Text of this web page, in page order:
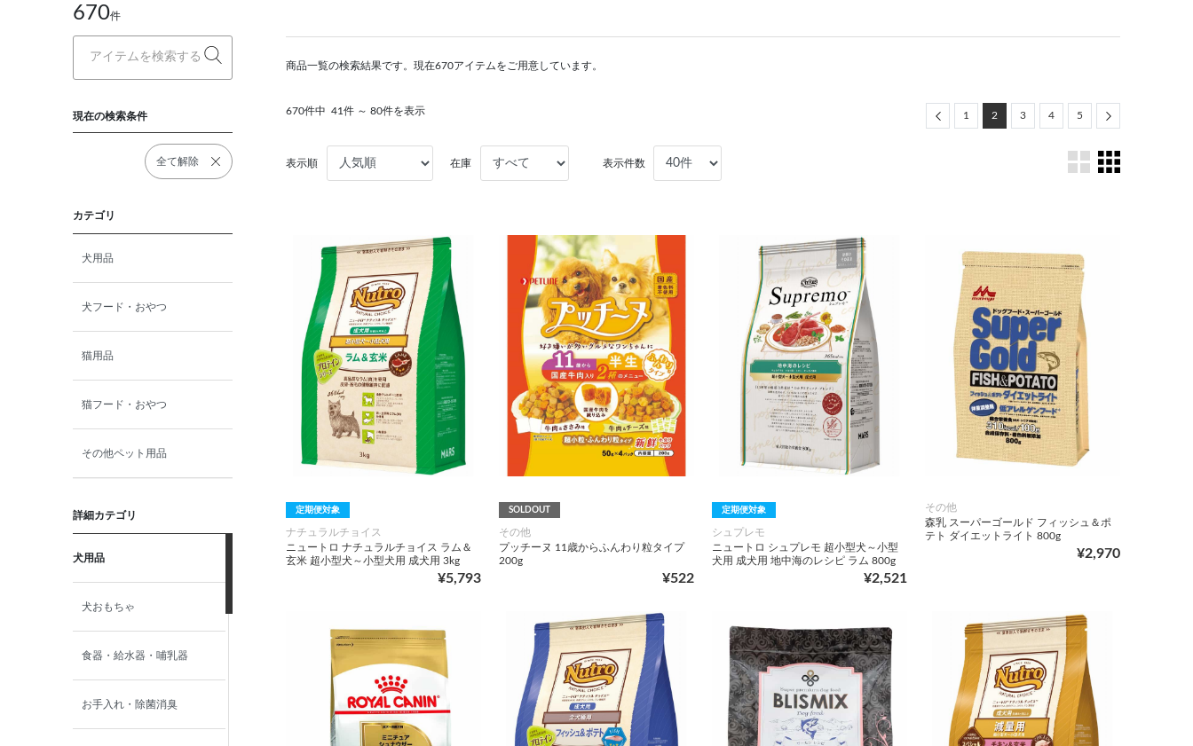
670件
現在の検索条件
全て解除
カテゴリ
犬用品
犬フード・おやつ
猫用品
猫フード・おやつ
その他ペット用品
詳細カテゴリ
犬用品
犬おもちゃ
食器・給水器・哺乳器
お手入れ・除菌消臭
商品一覧の検索結果です。現在670アイテムをご用意しています。
670件中 41件 ～ 80件を表示 Previous
1 2 3 4 5 Next
表示順 在庫 表示件数
定期便対象
ナチュラルチョイス
ニュートロ ナチュラルチョイス ラム＆
玄米 超小型犬～小型犬用 成犬用 3kg
¥5,793
SOLDOUT
その他
プッチーヌ 11歳からふんわり粒タイプ
200g
¥522
定期便対象
シュプレモ
ニュートロ シュプレモ 超小型犬～小型
犬用 成犬用 地中海のレシピ ラム 800g
¥2,521
その他
森乳 スーパーゴールド フィッシュ＆ポ
テト ダイエットライト 800g
¥2,970